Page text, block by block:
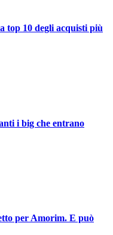
top 10 degli acquisti più
i big che entrano
per Amorim. E può